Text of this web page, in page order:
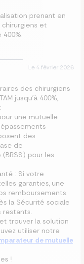
prenant en
et
400%.
Le 4 février 2026
des chirurgiens
jusqu’à 400%,
une mutuelle
des
de
pour les
: Si votre
garanties, une
remboursements.
la Sécurité sociale
restants.
trouver la solution
utiliser notre
de mutuelle
!